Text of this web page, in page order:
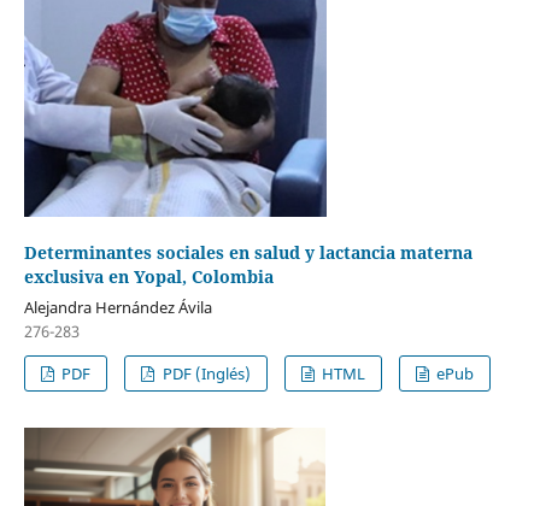
Determinantes sociales en salud y lactancia materna
exclusiva en Yopal, Colombia
Alejandra Hernández Ávila
276-283
PDF
PDF (Inglés) HTML ePub